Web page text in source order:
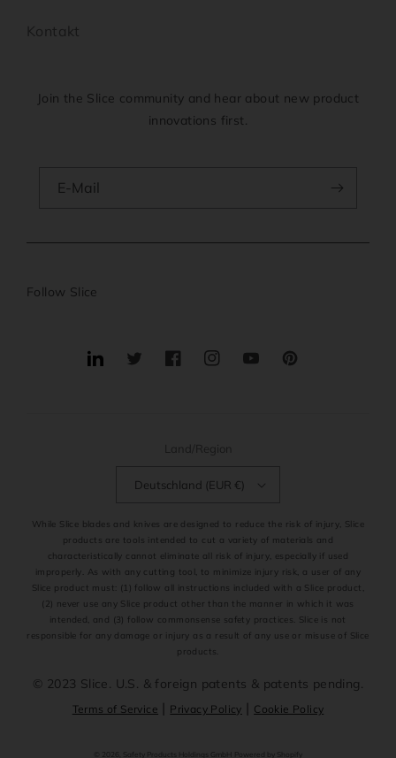
Kontakt
Join the Slice community and hear about new product
innovations first.
E-Mail
Follow Slice
TranslationTwitterFacebookInstagramYouTubePinterest
Land/Region
Deutschland (EUR €)
While Slice blades and knives are designed to reduce the risk of injury, Slice
products are tools intended to cut a variety of materials and
characteristically cannot eliminate all risk of injury, especially if used
improperly. As with any cutting tool, to minimize injury risk, a user of any
Slice product must: (1) follow all instructions included with a Slice product,
(2) never use any Slice product other than the manner in which it was
intended, and (3) follow commonsense safety practices. Slice is not
responsible for any damage or injury as a result of any use or misuse of Slice
products.
© 2023 Slice. U.S. & foreign patents & patents pending.
Terms of Service | Privacy Policy | Cookie Policy
© 2026, Safety Products Holdings GmbH Powered by Shopify